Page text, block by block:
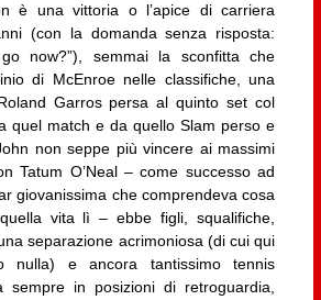
è una vittoria o l’apice di carriera
(con la domanda senza risposta:
now?”), semmai la sconfitta che
di McEnroe nelle classifiche, una
Garros persa al quinto set col
quel match e da quello Slam perso e
non seppe più vincere ai massimi
Tatum O’Neal – come successo ad
giovanissima che comprendeva cosa
vita lì – ebbe figli, squalifiche,
separazione acrimoniosa (di cui qui
nulla) e ancora tantissimo tennis
sempre in posizioni di retroguardia,